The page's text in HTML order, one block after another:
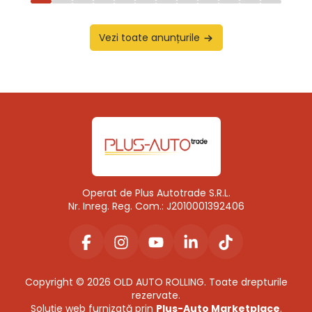
Vezi toate anunțurile
Operat de Plus Autotrade S.R.L.
Nr. Inreg. Reg. Com.: J2010001392406
Copyright © 2026 OLD AUTO ROLLING. Toate drepturile
rezervate.
Soluție web furnizată prin Plus-Auto Marketplace.